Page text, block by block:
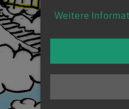
Weitere